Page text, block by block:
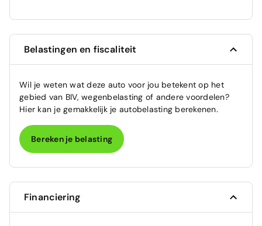
Belastingen en fiscaliteit
Wil je weten wat deze auto voor jou betekent op het
gebied van BIV, wegenbelasting of andere voordelen?
Hier kan je gemakkelijk je autobelasting berekenen.
Bereken je belasting
Financiering